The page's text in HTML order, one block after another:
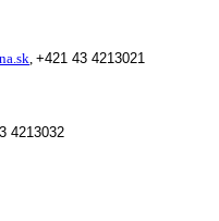
+421 43 4213021
4213032